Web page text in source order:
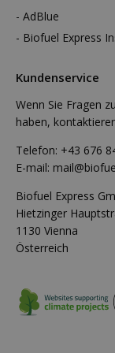
AdBlue
Biofuel Express
Kundenservice
Wenn Sie Fragen
haben,
Telefon: +43 676
E-mail:
Biofuel Express
Hietzinger
1130 Vienna
Österreich